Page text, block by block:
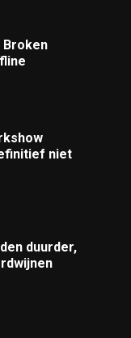
Broken
niet
duurder,